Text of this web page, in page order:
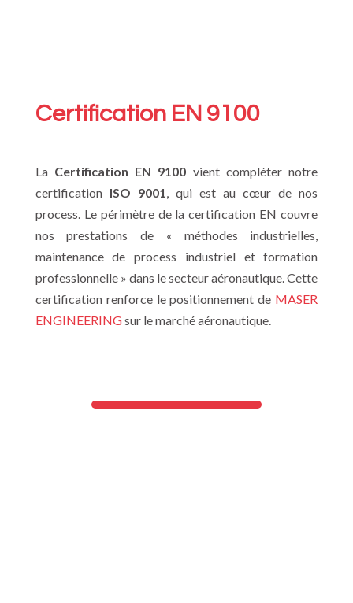
Certification EN 9100
La Certification EN 9100 vient compléter notre
certification ISO 9001, qui est au cœur de nos
process. Le périmètre de la certification EN couvre
nos prestations de « méthodes industrielles,
maintenance de process industriel et formation
professionnelle » dans le secteur aéronautique. Cette
certification renforce le positionnement de MASER
ENGINEERINGsur le marché aéronautique.